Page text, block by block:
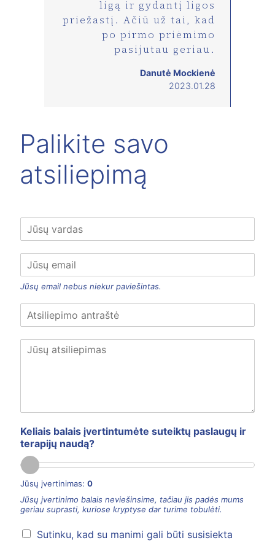
ligą ir gydantį ligos
priežastį. Ačiū už tai, kad
po pirmo priėmimo
pasijutau geriau.
Danutė Mockienė
2023.01.28
Palikite savo
atsiliepimą
Jūsų email nebus niekur paviešintas.
Keliais balais įvertintumėte suteiktų paslaugų ir
terapijų naudą?
Jūsų įvertinimas: 0
Jūsų įvertinimo balais neviešinsime, tačiau jis padės mums
geriau suprasti, kuriose kryptyse dar turime tobulėti.
Sutinku, kad su manimi gali būti susisiekta